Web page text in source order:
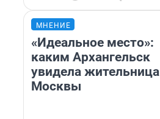
МНЕНИЕ
«Идеальное место»:
каким Архангельск
увидела жительница
Москвы